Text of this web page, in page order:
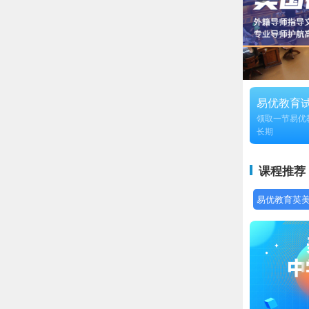
易优教育
领取一节易
长期
课程推荐
易优教育英